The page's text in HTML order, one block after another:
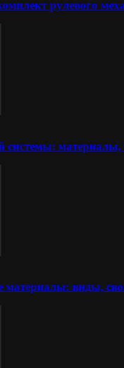
рулевого
системы: материалы,
виды,